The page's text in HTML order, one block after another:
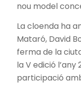
nou model
La cloenda ha
Mataró, David
ferma de la
la V edició l’any
participació